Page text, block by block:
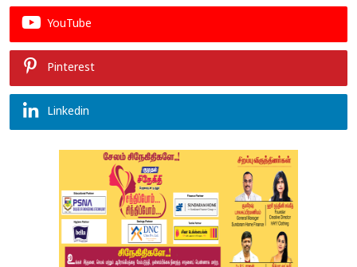
YouTube
Pinterest
Linkedin